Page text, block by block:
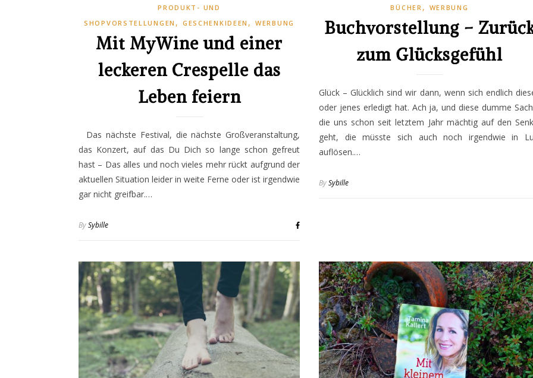
PRODUKT- UND
SHOPVORSTELLUNGEN , GESCHENKIDEEN ,WERBUNG
Mit MyWine und einer
leckeren Crespelle das
Leben feiern
Das nächste Festival, die nächste Großveranstaltung,
das Konzert, auf das Du Dich so lange schon gefreut
hast – Das alles und noch vieles mehr rückt aufgrund der
aktuellen Situation leider in weite Ferne oder ist irgendwie
gar nicht greifbar.…
BySybille
BÜCHER , WERBUNG
Buchvorstellung –
zum Glücksgefühl
Glück – Glücklich sind wir dann, wenn sich endlich
oder jenes erledigt hat. Ach ja, und diese dumme
die uns schon seit letztem Jahr mächtig auf den
geht, die müsste sich auch noch irgendwie in
auflösen.…
BySybille